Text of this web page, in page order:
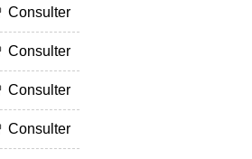
Consulter
Consulter
Consulter
Consulter